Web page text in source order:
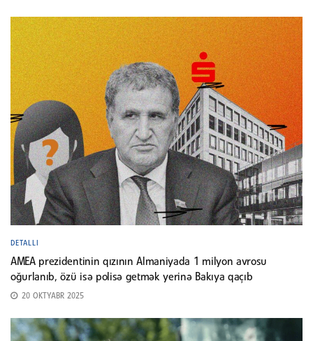
DETALLI
AMEA prezidentinin qızının Almaniyada 1 milyon avrosu
oğurlanıb, özü isə polisə getmək yerinə Bakıya qaçıb
20 OKTYABR 2025